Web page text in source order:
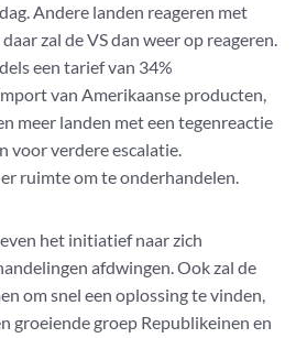
Andere landen reageren met
zal de VS dan weer op reageren.
een tarief van 34%
van Amerikaanse producten,
meer landen met een tegenreactie
voor verdere escalatie.
ruimte om te onderhandelen.
het initiatief naar zich
afdwingen. Ook zal de
om snel een oplossing te vinden,
groeiende groep Republikeinen en